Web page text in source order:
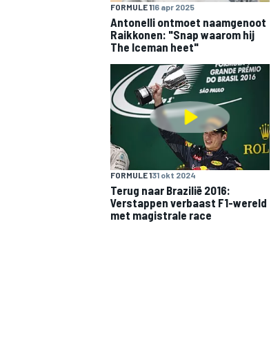
WEC DTM
FORMULE 116 apr 2025
Antonelli ontmoet naamgenoot
Raikkonen: "Snap waarom hij
The Iceman heet"
FORMULE 131 okt 2024
Terug naar Brazilië 2016:
Verstappen verbaast F1-wereld
met magistrale race